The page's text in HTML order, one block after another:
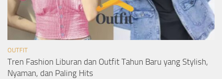
OUTFIT
Tren Fashion Liburan dan Outfit Tahun Baru yang Stylish,
Nyaman, dan Paling Hits